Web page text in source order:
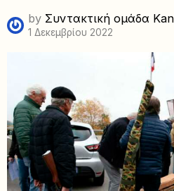
by Συντακτική ομάδα
1 Δεκεμβρίου 2022